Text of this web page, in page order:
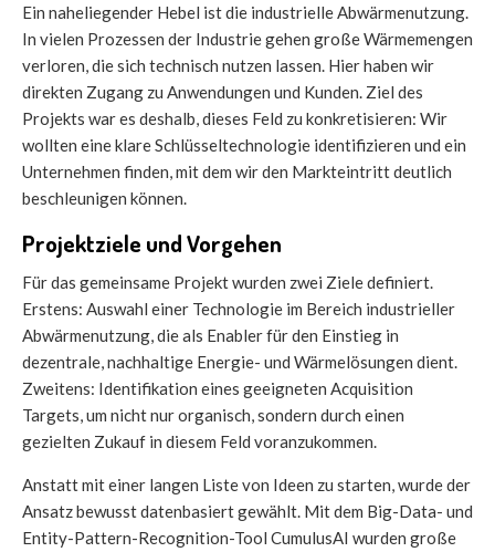
Ein naheliegender Hebel ist die industrielle Abwärmenutzung.
In vielen Prozessen der Industrie gehen große Wärmemengen
verloren, die sich technisch nutzen lassen. Hier haben wir
direkten Zugang zu Anwendungen und Kunden. Ziel des
Projekts war es deshalb, dieses Feld zu konkretisieren: Wir
wollten eine klare Schlüsseltechnologie identifizieren und ein
Unternehmen finden, mit dem wir den Markteintritt deutlich
beschleunigen können.
Projektziele und Vorgehen
Für das gemeinsame Projekt wurden zwei Ziele definiert.
Erstens: Auswahl einer Technologie im Bereich industrieller
Abwärmenutzung, die als Enabler für den Einstieg in
dezentrale, nachhaltige Energie- und Wärmelösungen dient.
Zweitens: Identifikation eines geeigneten Acquisition
Targets, um nicht nur organisch, sondern durch einen
gezielten Zukauf in diesem Feld voranzukommen.
Anstatt mit einer langen Liste von Ideen zu starten, wurde der
Ansatz bewusst datenbasiert gewählt. Mit dem Big-Data- und
Entity-Pattern-Recognition-Tool CumulusAI wurden große